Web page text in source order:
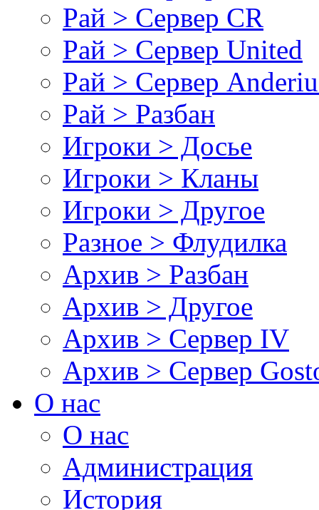
Рай > Сервер CR
Рай > Сервер United
Рай > Сервер
Рай > Разбан
Игроки > Досье
Игроки > Кланы
Игроки > Другое
Разное > Флудилка
Архив > Разбан
Архив > Другое
Архив > Сервер IV
Архив > Сервер
О нас
О нас
Администрация
История